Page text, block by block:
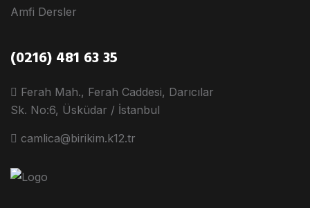
Amfi Dersler
(0216) 481 63 35
Ferah Mah., Ferah Caddesi, Darıcılar
Sk. No:6, Üsküdar / İstanbul
camlica@birikim.k12.tr